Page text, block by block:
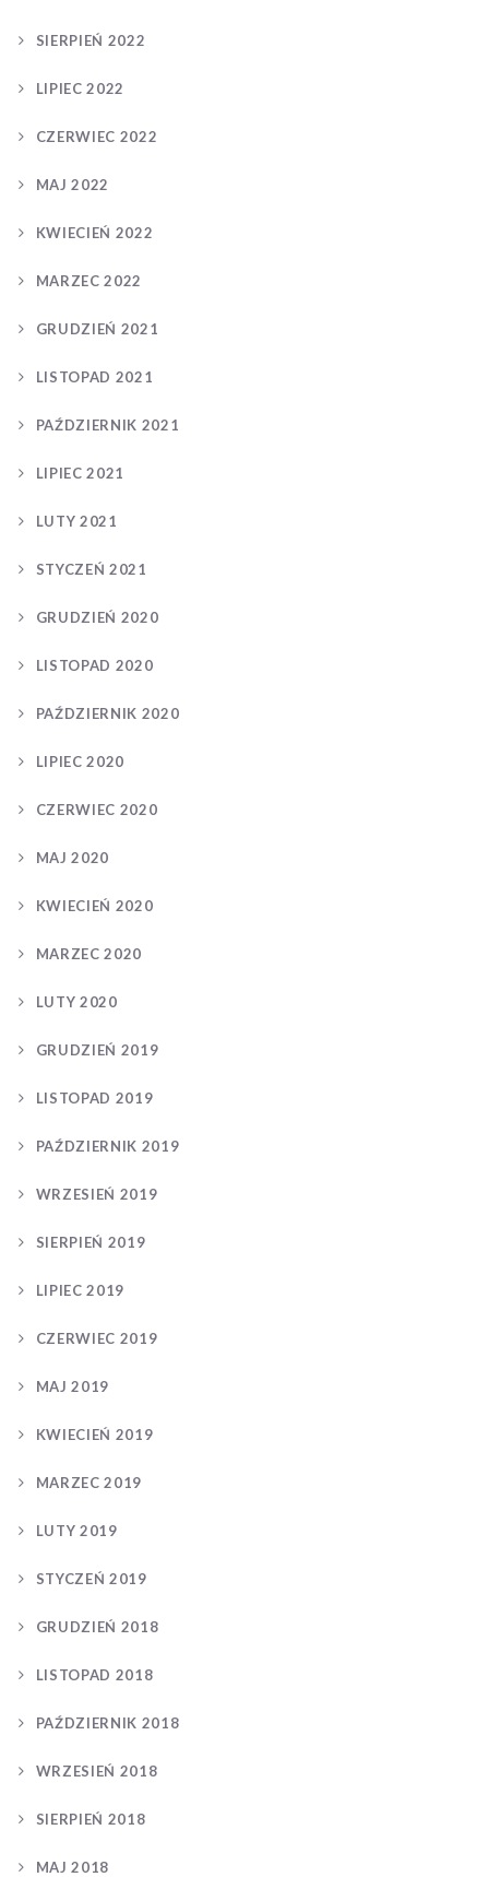
SIERPIEŃ 2022
LIPIEC 2022
CZERWIEC 2022
MAJ 2022
KWIECIEŃ 2022
MARZEC 2022
GRUDZIEŃ 2021
LISTOPAD 2021
PAŹDZIERNIK 2021
LIPIEC 2021
LUTY 2021
STYCZEŃ 2021
GRUDZIEŃ 2020
LISTOPAD 2020
PAŹDZIERNIK 2020
LIPIEC 2020
CZERWIEC 2020
MAJ 2020
KWIECIEŃ 2020
MARZEC 2020
LUTY 2020
GRUDZIEŃ 2019
LISTOPAD 2019
PAŹDZIERNIK 2019
WRZESIEŃ 2019
SIERPIEŃ 2019
LIPIEC 2019
CZERWIEC 2019
MAJ 2019
KWIECIEŃ 2019
MARZEC 2019
LUTY 2019
STYCZEŃ 2019
GRUDZIEŃ 2018
LISTOPAD 2018
PAŹDZIERNIK 2018
WRZESIEŃ 2018
SIERPIEŃ 2018
MAJ 2018